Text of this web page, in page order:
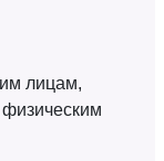
лицам,